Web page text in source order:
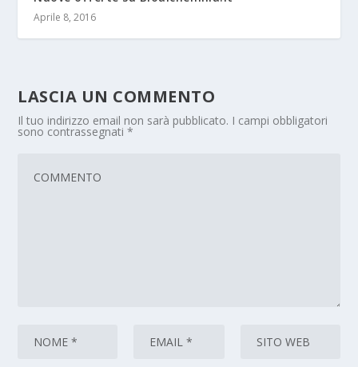
Aprile 8, 2016
LASCIA UN COMMENTO
Il tuo indirizzo email non sarà pubblicato. I campi obbligatori
sono contrassegnati*